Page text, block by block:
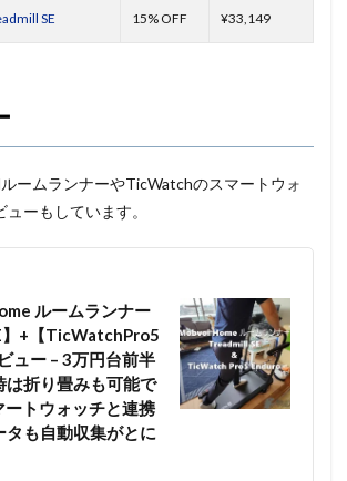
SE 15% OFF ¥33,149
ームランナーやTicWatchのスマートウォ
ーもしています。
ルームランナー
】+【TicWatchPro5
ュー – 3万円台前半
は折り畳みも可能で
トウォッチと連携
タも自動収集がとに